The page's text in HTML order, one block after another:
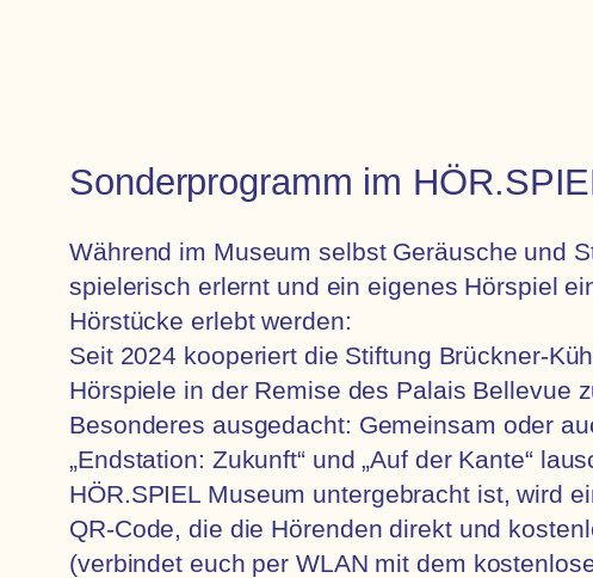
Sonderprogramm im
Während im Museum selbst Geräusche und
spielerisch erlernt und ein eigenes Hörspiel
Hörstücke erlebt werden:
Seit 2024 kooperiert die Stiftung Brückner-
Hörspiele in der Remise des Palais Bellevue
Besonderes ausgedacht: Gemeinsam oder
„Endstation: Zukunft“ und „Auf der Kante“
HÖR.SPIEL Museum untergebracht ist, wird
QR-Code, die die Hörenden direkt und
(verbindet euch per WLAN mit dem